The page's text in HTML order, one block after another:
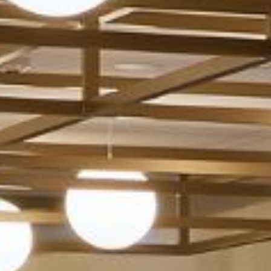
お祝い
パン パシフィック ディスカバ
ー
パークロイヤル メルボルンエア
ポート
グローバルホームページに戻る